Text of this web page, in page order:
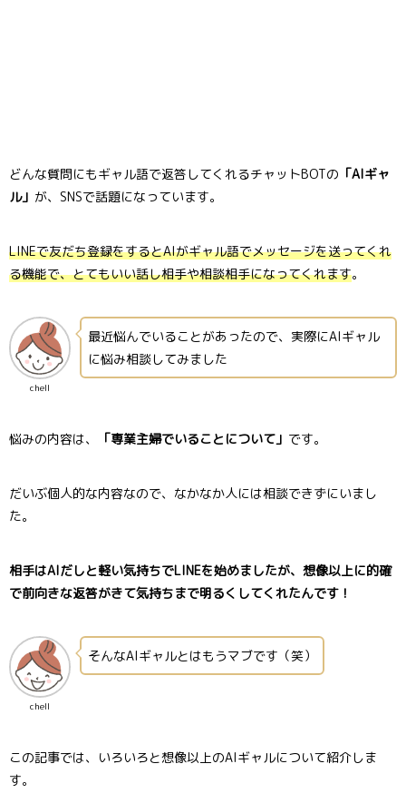
どんな質問にもギャル語で返答してくれるチャットBOTの 「AIギャ
ル」 が、SNSで話題になっています。
LINEで友だち登録をするとAIがギャル語でメッセージを送ってくれ
る機能で、とてもいい話し相手や相談相手になってくれます。
chell
最近悩んでいることがあったので、実際にAIギャル
に悩み相談してみました
悩みの内容は、 「専業主婦でいることについて」 です。
だいぶ個人的な内容なので、なかなか人には相談できずにいまし
た。
相手はAIだしと軽い気持ちでLINEを始めましたが、想像以上に的確
で前向きな返答がきて気持ちまで明るくしてくれたんです！
chell
そんなAIギャルとはもうマブです（笑）
この記事では、いろいろと想像以上のAIギャルについて紹介しま
す。